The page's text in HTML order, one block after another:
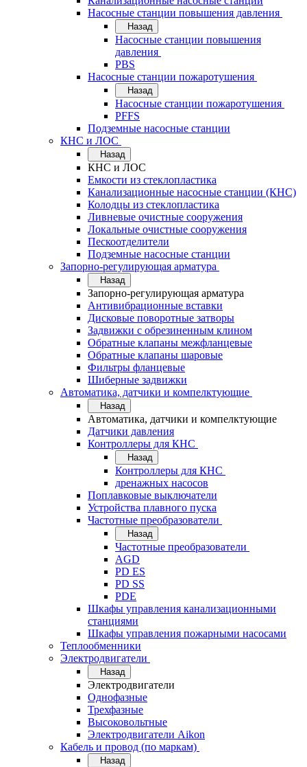
Насосные станции повышения давления
Назад
Насосные станции повышения
давления
PBS
Насосные станции пожаротушения
Назад
Насосные станции пожаротушения
PFFS
Подземные насосные станции
КНС и ЛОС
Назад
КНС и ЛОС
Емкости из стеклопластика
Канализационные насосные станции (КНС)
Колодцы из стеклопластика
Ливневые очистные сооружения
Локальные очистные сооружения
Пескоотделители
Подземные насосные станции
Запорно-регулирующая арматура
Назад
Запорно-регулирующая арматура
Антивибрационные вставки
Дисковые поворотные затворы
Задвижки с обрезиненным клином
Обратные клапаны межфланцевые
Обратные клапаны шаровые
Фильтры фланцевые
Шиберные задвижки
Автоматика, датчики и компелктующие
Назад
Автоматика, датчики и компелктующие
Датчики давления
Контроллеры для КНС
Назад
Контроллеры для КНС
дренажных насосов
Поплавковые выключатели
Устройства плавного пуска
Частотные преобразователи
Назад
Частотные преобразователи
AGD
PD ES
PD SS
PDE
Шкафы управления канализационными
станциями
Шкафы управления пожарными насосами
Теплообменники
Электродвигатели
Назад
Электродвигатели
Однофазные
Трехфазные
Высоковольтные
Электродвигатели Aikon
Кабель и провод (по маркам)
Назад